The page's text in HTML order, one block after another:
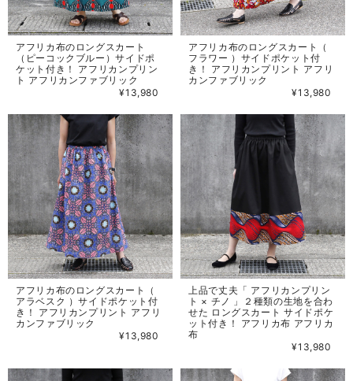
アフリカ布のロングスカート
（ピーコックブルー）サイドポ
ケット付き！ アフリカンプリン
ト アフリカンファブリック
¥13,980
アフリカ布のロングスカート（
フラワー ）サイドポケット付
き！ アフリカンプリント アフリ
カンファブリック
¥13,980
アフリカ布のロングスカート（
アラベスク ）サイドポケット付
き！ アフリカンプリント アフリ
カンファブリック
¥13,980
上品で丈夫「 アフリカンプリン
ト × チノ 」２種類の生地を合わ
せた ロングスカート サイドポケ
ット付き！ アフリカ布 アフリカ
布
¥13,980